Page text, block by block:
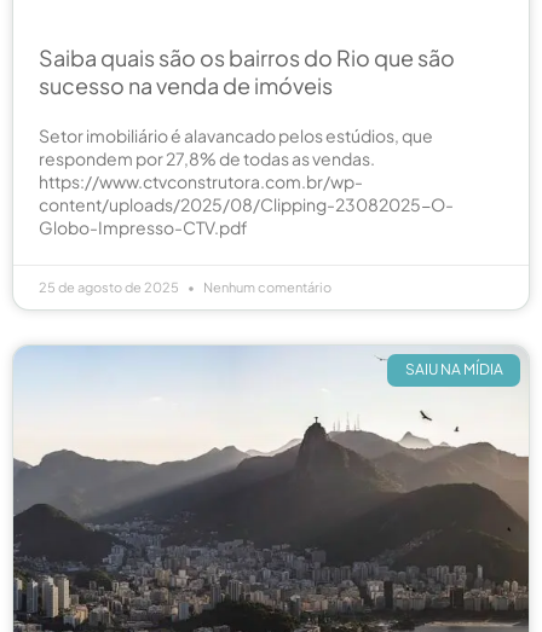
Saiba quais são os bairros do Rio que são
sucesso na venda de imóveis
Setor imobiliário é alavancado pelos estúdios, que
respondem por 27,8% de todas as vendas.
https://www.ctvconstrutora.com.br/wp-
content/uploads/2025/08/Clipping-23082025-O-
Globo-Impresso-CTV.pdf
25 de agosto de 2025 Nenhum comentário
SAIU NA MÍDIA